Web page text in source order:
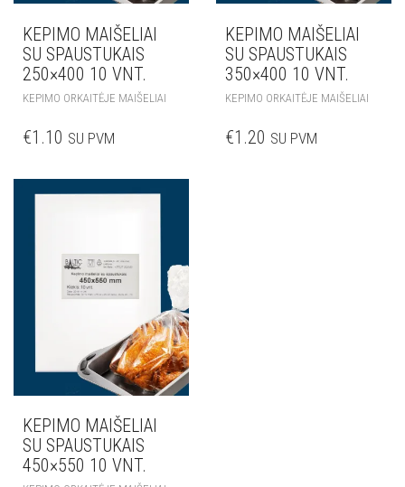
KEPIMO MAIŠELIAI
SU SPAUSTUKAIS
250×400 10 VNT.
KEPIMO ORKAITĖJE MAIŠELIAI
€1.10 SU PVM
KEPIMO MAIŠELIAI
SU SPAUSTUKAIS
350×400 10 VNT.
KEPIMO ORKAITĖJE MAIŠELIAI
€1.20 SU PVM
KEPIMO MAIŠELIAI
SU SPAUSTUKAIS
450×550 10 VNT.